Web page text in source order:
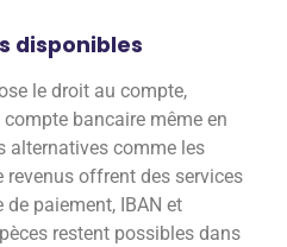
disponibles
le droit au compte,
compte bancaire même en
alternatives comme les
offrent des services
paiement, IBAN et
restent possibles dans